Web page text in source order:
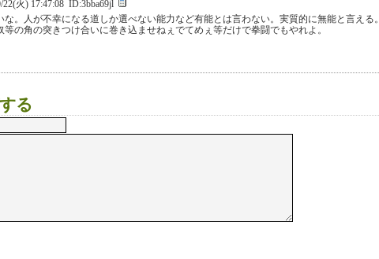
22(火) 17:47:08 ID:3bba69jl
。人が不幸になる道しか選べない能力など有能とは言わない。実質的に無能と言える。
等の角の突きつけ合いに巻き込ませねぇでてめぇ等だけで拳闘でもやれよ。
る